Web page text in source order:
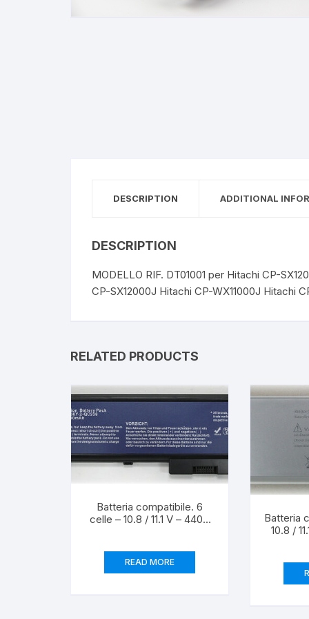
Creazione siti web
DESCRIPTION ADDITIONAL
DESCRIPTION
MODELLO RIF. DT01001 per Hitachi CP-
CP-SX12000J Hitachi CP-WX11000J Hitachi
RELATED PRODUCTS
Batteria compatibile. 6
celle – 10.8 / 11.1 V – 4400
circa – dimensioni
STANDARD.
READ MORE
Batteria
10.8 /